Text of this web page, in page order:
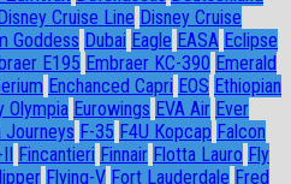
Disney Cruise Line Disney Cruise
Goddess Dubai Eagle EASA Eclipse
E195 Embraer KC-390 Emerald
Enchanced Capri EOS Ethiopian
Olympia Eurowings EVA Air Ever
Journeys F-35 F4U Корсар Falcon
Fincantieri Finnair Flotta Lauro Fly
Flying-V Fort Lauderdale Fred